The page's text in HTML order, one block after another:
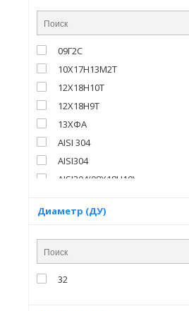
09Г2С
10Х17Н13М2Т
12Х18Н10Т
12Х18Н9Т
13ХФА
AISI 304
AISI304
AISI304(08X18H10)
AISI316(08X17H13M2)
Алюминий(AL)
Диаметр (ДУ)
32